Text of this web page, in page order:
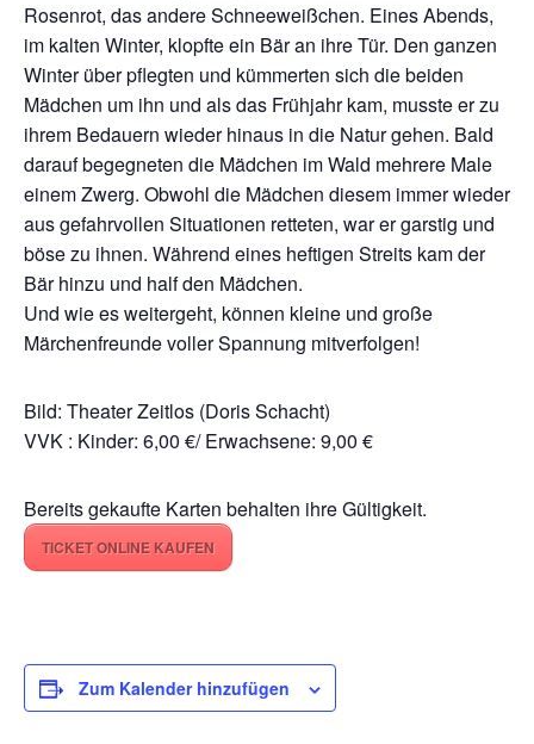
Rosenrot, das andere Schneeweißchen. Eines Abends,
im kalten Winter, klopfte ein Bär an ihre Tür. Den ganzen
Winter über pflegten und kümmerten sich die beiden
Mädchen um ihn und als das Frühjahr kam, musste er zu
ihrem Bedauern wieder hinaus in die Natur gehen. Bald
darauf begegneten die Mädchen im Wald mehrere Male
einem Zwerg. Obwohl die Mädchen diesem immer wieder
aus gefahrvollen Situationen retteten, war er garstig und
böse zu ihnen. Während eines heftigen Streits kam der
Bär hinzu und half den Mädchen.
Und wie es weitergeht, können kleine und große
Märchenfreunde voller Spannung mitverfolgen!
Bild: Theater Zeitlos (Doris Schacht)
VVK : Kinder: 6,00 €/ Erwachsene: 9,00 €
Bereits gekaufte Karten behalten ihre Gültigkeit.
TICKET ONLINE KAUFEN
Zum Kalender hinzufügen